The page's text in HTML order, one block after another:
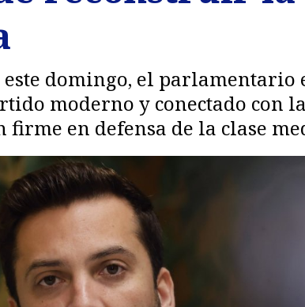
domingo, el
moderno y conectado con
en defensa de la clase